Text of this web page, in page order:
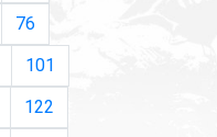
76
101
122